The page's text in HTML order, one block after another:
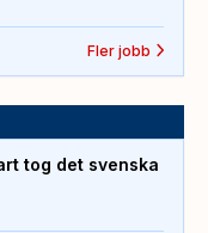
Fler jobb
tog det svenska